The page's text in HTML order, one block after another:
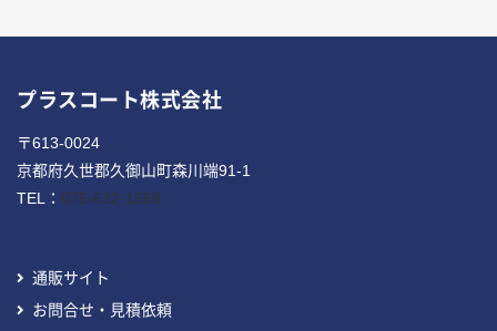
プラスコート株式会社
〒613-0024
京都府久世郡久御山町森川端91-1
TEL： 075-632-1568
通販サイト
お問合せ・見積依頼